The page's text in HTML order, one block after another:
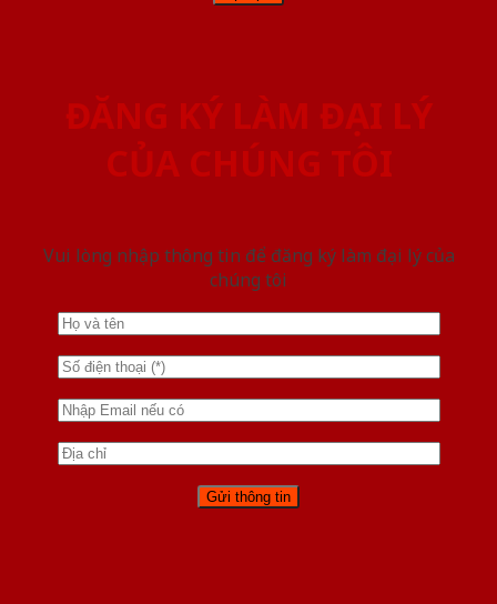
ĐĂNG KÝ LÀM ĐẠI LÝ
CỦA CHÚNG TÔI
Vui lòng nhập thông tin để đăng ký làm đại lý của
chúng tôi